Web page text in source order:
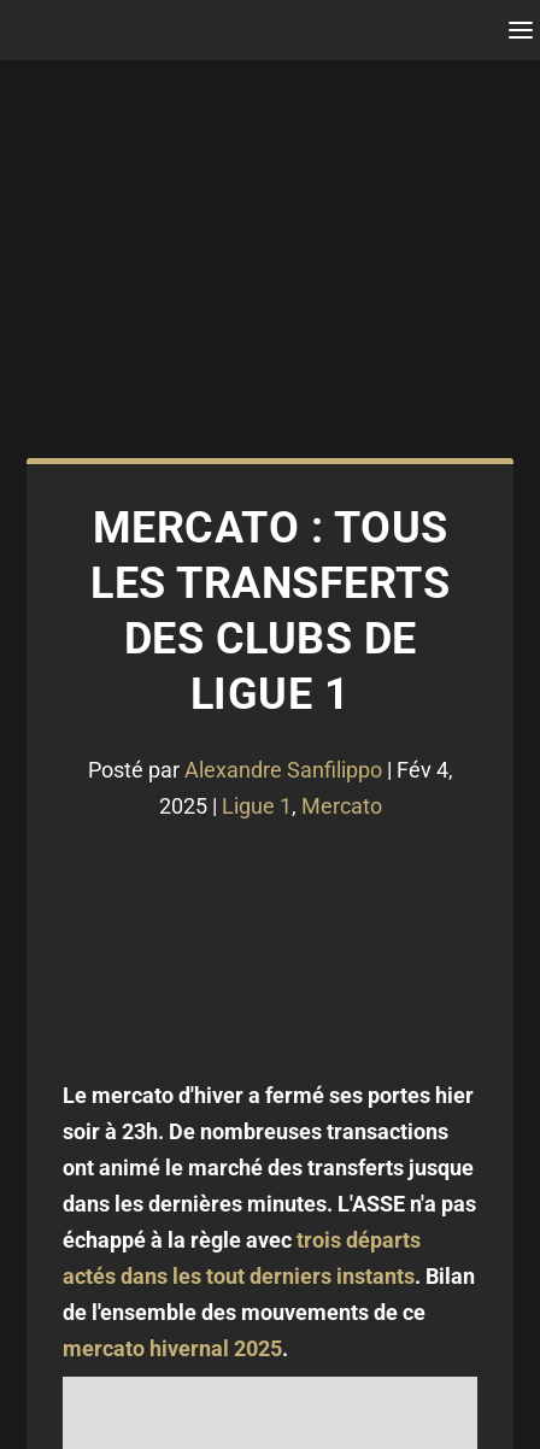
MERCATO : TOUS
LES TRANSFERTS
DES CLUBS DE
LIGUE 1
Posté parAlexandre Sanfilippo| Fév 4,
2025| Ligue 1, Mercato
Le mercato d'hiver a fermé ses portes hier
soir à 23h. De nombreuses transactions
ont animé le marché des transferts jusque
dans les dernières minutes. L'ASSE n'a pas
échappé à la règle avectrois départs
actés dans les tout derniers instants. Bilan
de l'ensemble des mouvements de ce
mercato hivernal 2025.